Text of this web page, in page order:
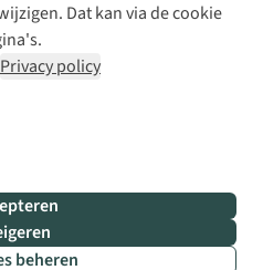
Dat kan via de cookie
Privacy policy
beheren
Bever
B.V.